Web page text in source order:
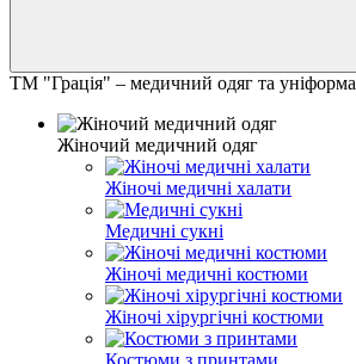
ТМ "Грація" – медичний одяг та уніформа
Жіночий медичний одяг
Жіночі медичні халати
Медичні сукні
Жіночі медичні костюми
Жіночі хірургічні костюми
Костюми з принтами